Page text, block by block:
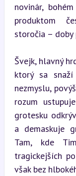
novinár,
produktom
storočia – doby
Švejk, hlavný
ktorý sa
nezmyslu,
rozum
grotesku
a demaskuje
Tam, kde
tragickejších
však bez